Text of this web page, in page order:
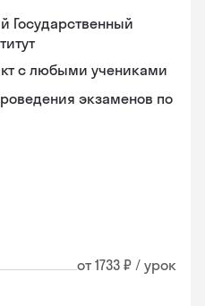
Государственный
с любыми учениками
экзаменов по
от 1733 ₽ / урок